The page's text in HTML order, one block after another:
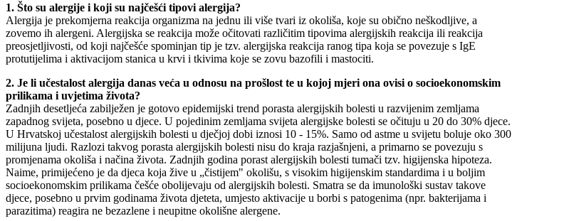
1. Što su alergije i koji su najčešći tipovi alergija?
Alergija je prekomjerna reakcija organizma na jednu ili više tvari iz okoliša, koje su obično neškodljive, a
zovemo ih alergeni. Alergijska se reakcija može očitovati različitim tipovima alergijskih reakcija ili reakcija
preosjetljivosti, od koji najčešće spominjan tip je tzv. alergijska reakcija ranog tipa koja se povezuje s IgE
protutijelima i aktivacijom stanica u krvi i tkivima koje se zovu bazofili i mastociti.
2. Je li učestalost alergija danas veća u odnosu na prošlost te u kojoj mjeri ona ovisi o socioekonomskim
prilikama i uvjetima života?
Zadnjih desetljeća zabilježen je gotovo epidemijski trend porasta alergijskih bolesti u razvijenim zemljama
zapadnog svijeta, posebno u djece. U pojedinim zemljama svijeta alergijske bolesti se očituju u 20 do 30% djece.
U Hrvatskoj učestalost alergijskih bolesti u dječjoj dobi iznosi 10 - 15%. Samo od astme u svijetu boluje oko 300
milijuna ljudi. Razlozi takvog porasta alergijskih bolesti nisu do kraja razjašnjeni, a primarno se povezuju s
promjenama okoliša i načina života. Zadnjih godina porast alergijskih bolesti tumači tzv. higijenska hipoteza.
Naime, primijećeno je da djeca koja žive u „čistijem" okolišu, s visokim higijenskim standardima i u boljim
socioekonomskim prilikama češće obolijevaju od alergijskih bolesti. Smatra se da imunološki sustav takove
djece, posebno u prvim godinama života djeteta, umjesto aktivacije u borbi s patogenima (npr. bakterijama i
parazitima) reagira ne bezazlene i neupitne okolišne alergene.